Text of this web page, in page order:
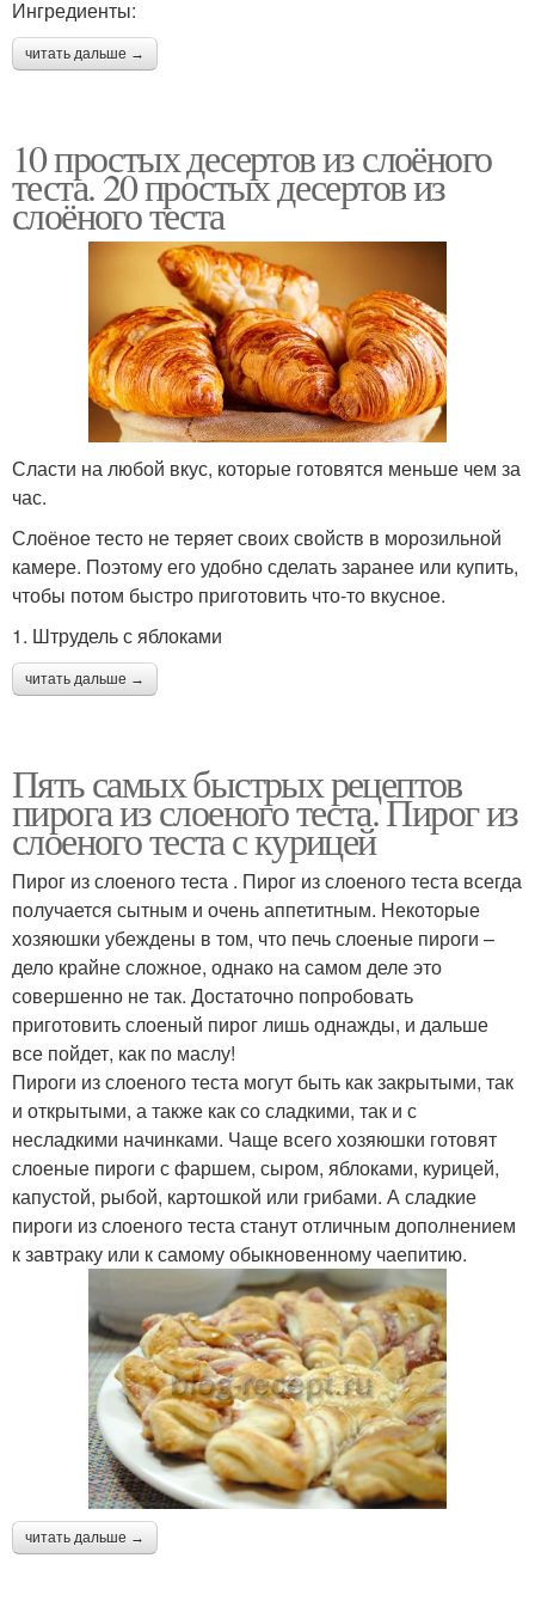
Ингредиенты:
читать дальше →
10 простых десертов из слоёного
теста. 20 простых десертов из
слоёного теста
Сласти на любой вкус, которые готовятся меньше чем за
час.
Слоёное тесто не теряет своих свойств в морозильной
камере. Поэтому его удобно сделать заранее или купить,
чтобы потом быстро приготовить что-то вкусное.
1. Штрудель с яблоками
читать дальше →
Пять самых быстрых рецептов
пирога из слоеного теста. Пирог из
слоеного теста с курицей
Пирог из слоеного теста . Пирог из слоеного теста всегда
получается сытным и очень аппетитным. Некоторые
хозяюшки убеждены в том, что печь слоеные пироги –
дело крайне сложное, однако на самом деле это
совершенно не так. Достаточно попробовать
приготовить слоеный пирог лишь однажды, и дальше
все пойдет, как по маслу!
Пироги из слоеного теста могут быть как закрытыми, так
и открытыми, а также как со сладкими, так и с
несладкими начинками. Чаще всего хозяюшки готовят
слоеные пироги с фаршем, сыром, яблоками, курицей,
капустой, рыбой, картошкой или грибами. А сладкие
пироги из слоеного теста станут отличным дополнением
к завтраку или к самому обыкновенному чаепитию.
читать дальше →